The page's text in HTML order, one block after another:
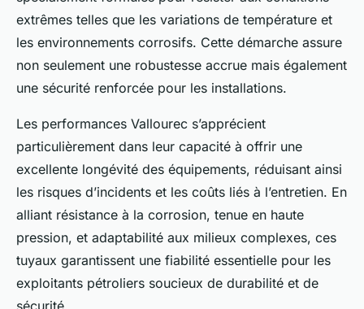
extrêmes telles que les variations de température et
les environnements corrosifs. Cette démarche assure
non seulement une robustesse accrue mais également
une sécurité renforcée pour les installations.
Les performances Vallourec s’apprécient
particulièrement dans leur capacité à offrir une
excellente longévité des équipements, réduisant ainsi
les risques d’incidents et les coûts liés à l’entretien. En
alliant résistance à la corrosion, tenue en haute
pression, et adaptabilité aux milieux complexes, ces
tuyaux garantissent une fiabilité essentielle pour les
exploitants pétroliers soucieux de durabilité et de